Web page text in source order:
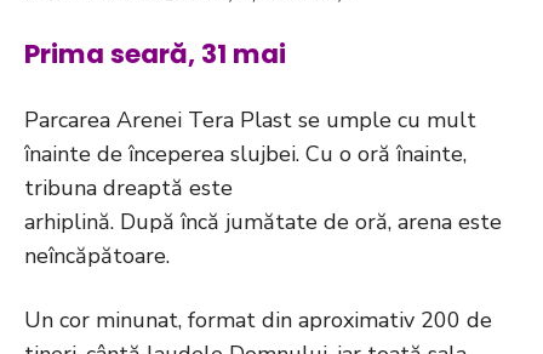
Prima seară, 31 mai
Parcarea Arenei Tera Plast se umple cu mult
înainte de începerea slujbei. Cu o oră înainte,
tribuna dreaptă este
arhiplină. După încă jumătate de oră, arena este
neîncăpătoare.
Un cor minunat, format din aproximativ 200 de